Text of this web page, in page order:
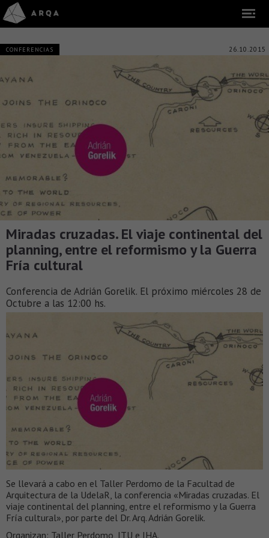
CONFERENCIAS 26.10.2015
Miradas cruzadas. El viaje continental del
planning, entre el reformismo y la Guerra
Fría cultural
Conferencia de Adrián Gorelik. El próximo miércoles 28 de
Octubre a las 12:00 hs.
Se llevará a cabo en el Taller Perdomo de la Facultad de
Arquitectura de la UdelaR, la conferencia «Miradas cruzadas. El
viaje continental del planning, entre el reformismo y la Guerra
Fría cultural», por parte del Dr. Arq. Adrián Gorelik.
Organizan: Taller Perdomo, ITU e IHA.